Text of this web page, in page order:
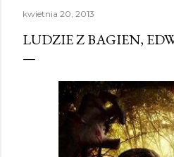
kwietnia 20, 2013
LUDZIE Z BAGIEN,